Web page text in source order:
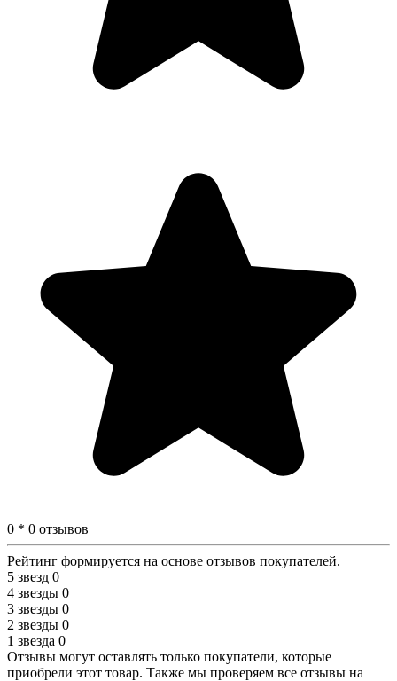
0 * 0 отзывов
Рейтинг формируется на основе отзывов покупателей.
5 звезд 0
4 звезды 0
3 звезды 0
2 звезды 0
1 звезда 0
Отзывы могут оставлять только покупатели, которые
приобрели этот товар. Также мы проверяем все отзывы на